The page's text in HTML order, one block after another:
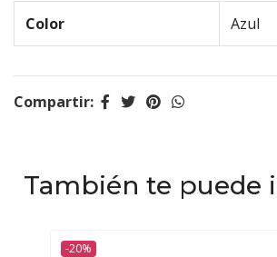
Color Azul
Compartir:
También te puede
-20%